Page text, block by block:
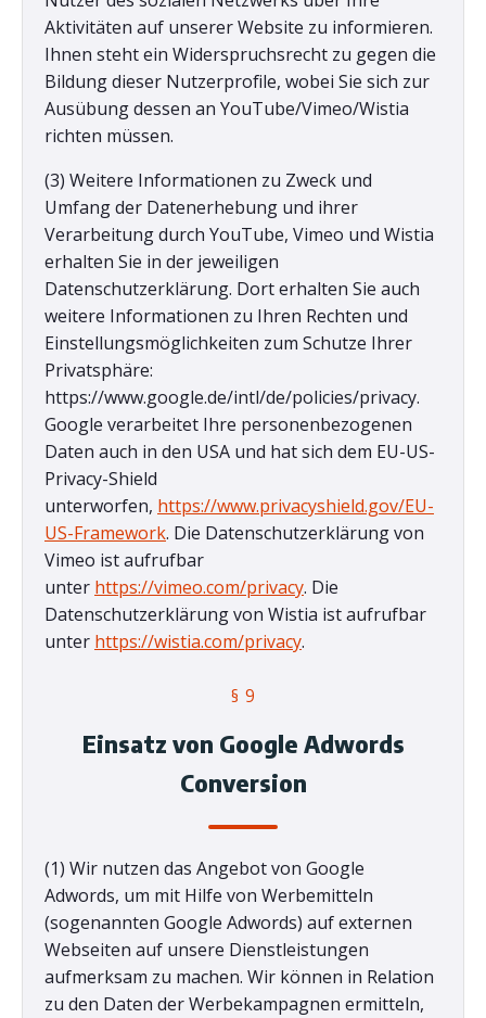
Aktivitäten auf unserer Website zu informieren.
Ihnen steht ein Widerspruchsrecht zu gegen die
Bildung dieser Nutzerprofile, wobei Sie sich zur
Ausübung dessen an YouTube/Vimeo/Wistia
richten müssen.
(3) Weitere Informationen zu Zweck und
Umfang der Datenerhebung und ihrer
Verarbeitung durch YouTube, Vimeo und Wistia
erhalten Sie in der jeweiligen
Datenschutzerklärung. Dort erhalten Sie auch
weitere Informationen zu Ihren Rechten und
Einstellungsmöglichkeiten zum Schutze Ihrer
Privatsphäre:
https://www.google.de/intl/de/policies/privacy.
Google verarbeitet Ihre personenbezogenen
Daten auch in den USA und hat sich dem EU-US-
Privacy-Shield
unterworfen, https://www.privacyshield.gov/EU-
US-Framework. Die Datenschutzerklärung von
Vimeo ist aufrufbar
unter https://vimeo.com/privacy. Die
Datenschutzerklärung von Wistia ist aufrufbar
unter https://wistia.com/privacy.
§ 9
Einsatz von Google Adwords
Conversion
(1) Wir nutzen das Angebot von Google
Adwords, um mit Hilfe von Werbemitteln
(sogenannten Google Adwords) auf externen
Webseiten auf unsere Dienstleistungen
aufmerksam zu machen. Wir können in Relation
zu den Daten der Werbekampagnen ermitteln,